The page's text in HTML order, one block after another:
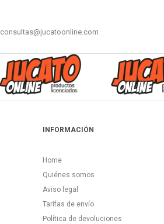
consultas@jucatoonline.com
INFORMACIÓN
Home
Quiénes somos
Aviso legal
Tarifas de envío
Política de devoluciones